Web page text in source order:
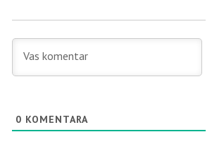
0 KOMENTARA